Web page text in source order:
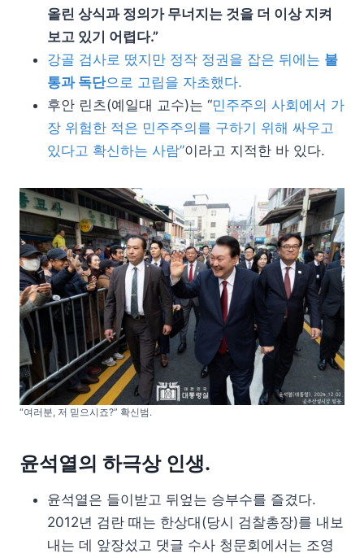
올린 상식과 정의가 무너지는 것을 더 이상 지켜
보고 있기 어렵다.”
강골 검사로 떴지만 정작 정권을 잡은 뒤에는 불
통과 독단으로 고립을 자초했다.
후안 린츠(예일대 교수)는 “민주주의 사회에서 가
장 위험한 적은 민주주의를 구하기 위해 싸우고
있다고 확신하는 사람”이라고 지적한 바 있다.
“여러분, 저 믿으시죠?” 확신범.
윤석열의 하극상 인생.
윤석열은 들이받고 뒤엎는 승부수를 즐겼다.
2012년 검란 때는 한상대(당시 검찰총장)를 내보
내는 데 앞장섰고 댓글 수사 청문회에서는 조영